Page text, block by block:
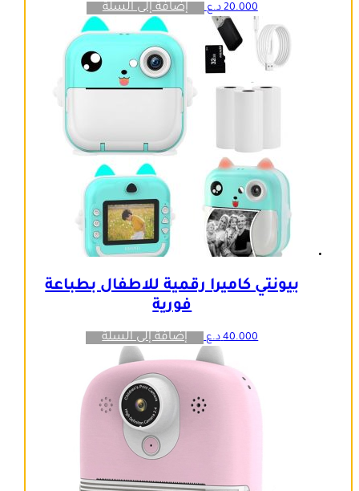
20.000 د.ع إضافة إلى السلة
بيونتي كاميرا رقمية للاطفال بطباعة
فورية
40.000 د.ع إضافة إلى السلة